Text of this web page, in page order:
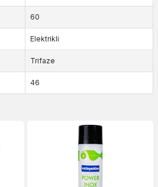
60
Elektrikli
Trifaze
46